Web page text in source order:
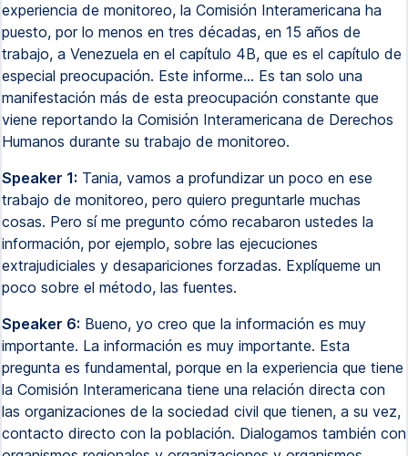
experiencia de monitoreo, la Comisión Interamericana ha
puesto, por lo menos en tres décadas, en 15 años de
trabajo, a Venezuela en el capítulo 4B, que es el capítulo de
especial preocupación. Este informe... Es tan solo una
manifestación más de esta preocupación constante que
viene reportando la Comisión Interamericana de Derechos
Humanos durante su trabajo de monitoreo.
Speaker 1: Tania, vamos a profundizar un poco en ese
trabajo de monitoreo, pero quiero preguntarle muchas
cosas. Pero sí me pregunto cómo recabaron ustedes la
información, por ejemplo, sobre las ejecuciones
extrajudiciales y desapariciones forzadas. Explíqueme un
poco sobre el método, las fuentes.
Speaker 6: Bueno, yo creo que la información es muy
importante. La información es muy importante. Esta
pregunta es fundamental, porque en la experiencia que tiene
la Comisión Interamericana tiene una relación directa con
las organizaciones de la sociedad civil que tienen, a su vez,
contacto directo con la población. Dialogamos también con